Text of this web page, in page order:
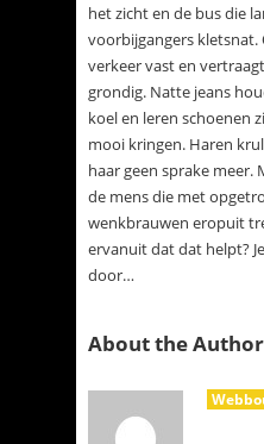
het zicht en de bus die
voorbijgangers
verkeer vast en
grondig. Natte jeans
koel en leren schoenen
mooi kringen. Haren
haar geen sprake
de mens die met
wenkbrauwen eropuit
ervanuit dat dat helpt?
door…
About the Author